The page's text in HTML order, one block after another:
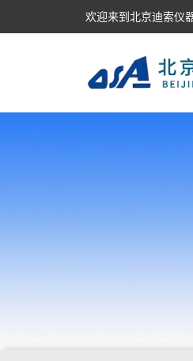
欢迎来到北京迪索仪